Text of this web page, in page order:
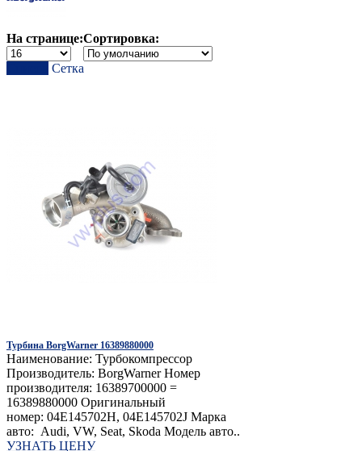
На странице:Сортировка:
Сетка
Турбина BorgWarner 16389880000
Наименование: Турбокомпрессор
Производитель: BorgWarner Номер
производителя: 16389700000 =
16389880000 Оригинальный
номер: 04E145702H, 04E145702J Марка
авто: Audi, VW, Seat, Skoda Модель авто..
УЗНАТЬ ЦЕНУ